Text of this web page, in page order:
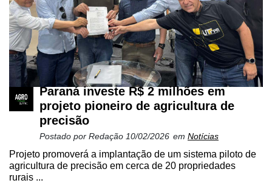
Paraná investe R$ 2 milhões em
projeto pioneiro de agricultura de
precisão
Postado por Redação 10/02/2026 em Notícias
Projeto promoverá a implantação de um sistema piloto de
agricultura de precisão em cerca de 20 propriedades
rurais ...